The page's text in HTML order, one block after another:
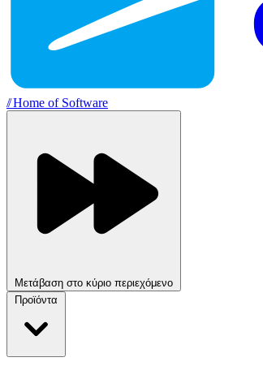
//Home of Software
Μετάβαση στο κύριο περιεχόμενο
Προϊόντα